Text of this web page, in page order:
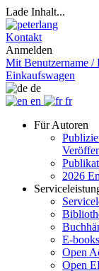
Lade Inhalt...
Kontakt
Anmelden
Mit Benutzername /
Einkaufswagen
de
en
fr
Für Autoren
2026
E-books
Open
Open